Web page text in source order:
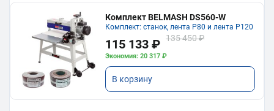
Комплект BELMASH DS560-W
Комплект: станок, лента P80 и лента P120
115 133 ₽ 135 450 ₽
Экономия: 20 317 ₽
В корзину